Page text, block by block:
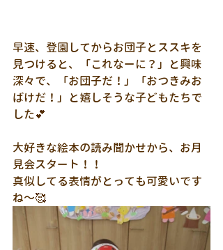
早速、登園してからお団子とススキを
見つけると、「これなーに？」と興味
深々で、「お団子だ！」「おつきみお
ばけだ！」と嬉しそうな子どもたちで
した💕
大好きな絵本の読み聞かせから、お月
見会スタート！！
真似してる表情がとっても可愛いです
ね～🥰